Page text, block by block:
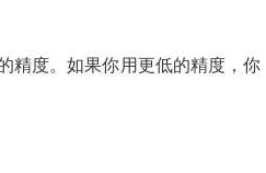
精度。如果你用更低的精度，你